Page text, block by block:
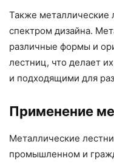
Также металлические
спектром дизайна.
различные формы и
лестниц, что делает
и подходящими для
Применение
Металлические
промышленном и